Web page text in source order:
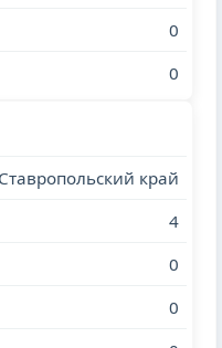
0
0
Ставропольский край
4
0
0